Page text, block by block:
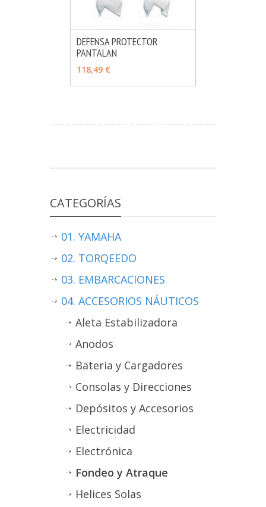
VER OPCIONES
DEFENSA PROTECTOR
PANTALAN
118,49 €
CATEGORÍAS
01. YAMAHA
02. TORQEEDO
03. EMBARCACIONES
04. ACCESORIOS NÁUTICOS
Aleta Estabilizadora
Anodos
Bateria y Cargadores
Consolas y Direcciones
Depósitos y Accesorios
Electricidad
Electrónica
Fondeo y Atraque
Helices Solas